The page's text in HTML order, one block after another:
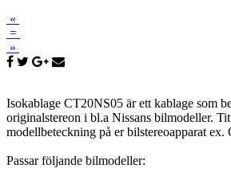
«
=
»
Isokablage CT20NS05 är ett kablage som
originalstereon i bl.a Nissans bilmodeller.
modellbeteckning på er bilstereoapparat ex.
Passar följande bilmodeller: